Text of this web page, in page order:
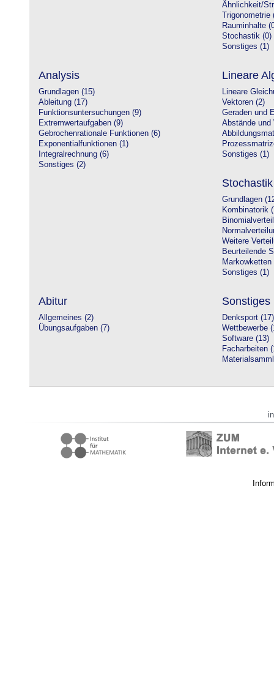
Ähnlichkeit/
Trigonometrie
Rauminhalte
Stochastik (0)
Sonstiges (1)
Analysis
Grundlagen (15)
Ableitung (17)
Funktionsuntersuchungen (9)
Extremwertaufgaben (9)
Gebrochenrationale Funktionen (6)
Exponentialfunktionen (1)
Integralrechnung (6)
Sonstiges (2)
Lineare
Lineare
Vektoren (2)
Geraden und
Abstände und
Sonstiges (1)
Stochastik
Grundlagen
Kombinatorik
Weitere
Beurteilende
Markowketten
Sonstiges (1)
Abitur
Allgemeines (2)
Übungsaufgaben (7)
Sonstiges
Denksport (17)
Wettbewerbe
Software (13)
Facharbeiten